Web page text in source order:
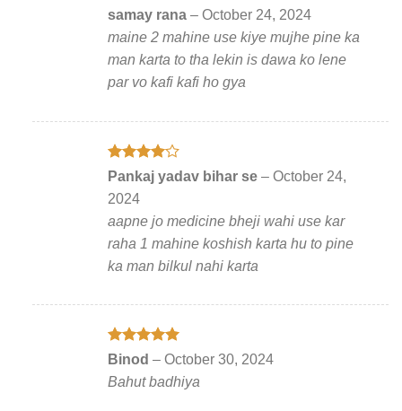
Rated5
out of 5
samay rana – October 24, 2024
maine 2 mahine use kiye mujhe pine ka
man karta to tha lekin is dawa ko lene
par vo kafi kafi ho gya
Rated4
out of 5
Pankaj yadav bihar se – October 24,
2024
aapne jo medicine bheji wahi use kar
raha 1 mahine koshish karta hu to pine
ka man bilkul nahi karta
Rated5
Binod – October 30, 2024
Bahut badhiya